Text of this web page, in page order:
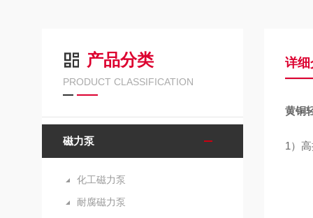
产品分类
PRODUCT CLASSIFICATION
磁力泵
化工磁力泵
耐腐磁力泵
详细
黄铜
1）